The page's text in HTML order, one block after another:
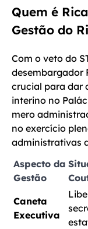
Quem é
Gestão do
Com o veto do
desembargador
crucial para dar
interino no
mero
no exercício
administrativas
Aspecto da
Gestão
Caneta
Executiva